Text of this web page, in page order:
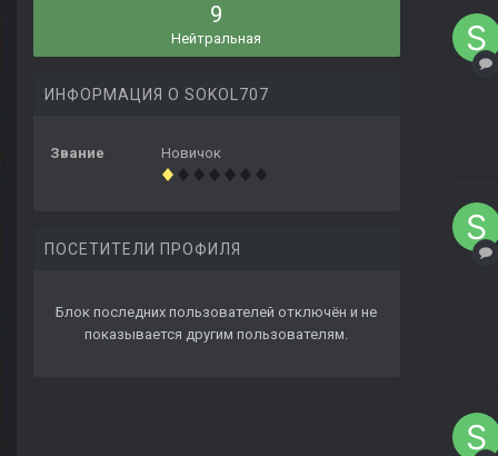
9
Нейтральная
ИНФОРМАЦИЯ О SOKOL707
Звание Новичок
ПОСЕТИТЕЛИ ПРОФИЛЯ
Блок последних пользователей отключён и не
показывается другим пользователям.